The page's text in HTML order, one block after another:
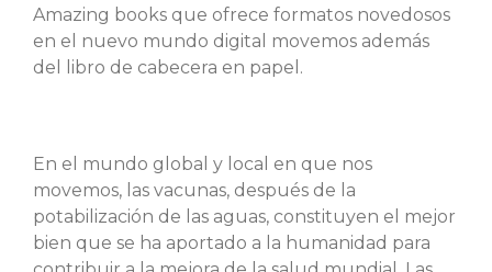
Amazing books que ofrece formatos novedosos
en el nuevo mundo digital movemos además
del libro de cabecera en papel.
En el mundo global y local en que nos
movemos, las vacunas, después de la
potabilización de las aguas, constituyen el mejor
bien que se ha aportado a la humanidad para